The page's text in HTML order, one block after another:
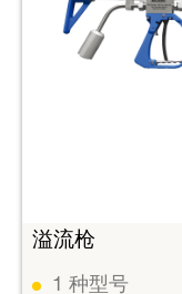
溢流枪
1 种型号